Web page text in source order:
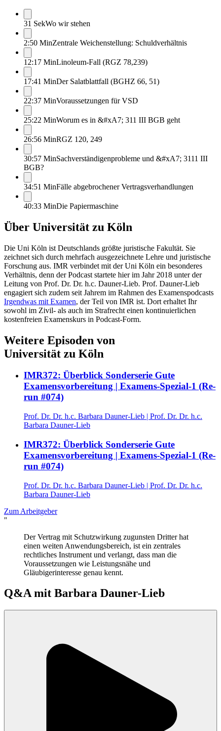
31 SekWo wir stehen
2:50 MinZentrale Weichenstellung: Schuldverhältnis
12:17 MinLinoleum-Fall (RGZ 78,239)
17:41 MinDer Salatblattfall (BGHZ 66, 51)
22:37 MinVoraussetzungen für VSD
25:22 MinWorum es in &#xA7; 311 III BGB geht
26:56 MinRGZ 120, 249
30:57 MinSachverständigenprobleme und &#xA7; 3111 III
BGB?
34:51 MinFälle abgebrochener Vertragsverhandlungen
40:33 MinDie Papiermaschine
Über Universität zu Köln
Die Uni Köln ist Deutschlands größte juristische Fakultät. Sie
zeichnet sich durch mehrfach ausgezeichnete Lehre und juristische
Forschung aus. IMR verbindet mit der Uni Köln ein besonderes
Verhältnis, denn der Podcast startete hier im Jahr 2018 unter der
Leitung von Prof. Dr. Dr. h.c. Dauner-Lieb. Prof. Dauner-Lieb
engagiert sich zudem seit Jahrem im Rahmen des Examenspodcasts
Irgendwas mit Examen, der Teil von IMR ist. Dort erhaltet Ihr
sowohl im Zivil- als auch im Strafrecht einen kontinuierlichen
kostenfreien Examenskurs in Podcast-Form.
Weitere Episoden von
Universität zu Köln
IMR372: Überblick Sonderserie Gute
Examensvorbereitung | Examens-Spezial-1 (Re-
run #074)
Prof. Dr. Dr. h.c. Barbara Dauner-Lieb | Prof. Dr. Dr. h.c.
Barbara Dauner-Lieb
IMR372: Überblick Sonderserie Gute
Examensvorbereitung | Examens-Spezial-1 (Re-
run #074)
Prof. Dr. Dr. h.c. Barbara Dauner-Lieb | Prof. Dr. Dr. h.c.
Barbara Dauner-Lieb
Zum Arbeitgeber
"
Der Vertrag mit Schutzwirkung zugunsten Dritter hat
einen weiten Anwendungsbereich, ist ein zentrales
rechtliches Instrument und verlangt, dass man die
Voraussetzungen wie Leistungsnähe und
Gläubigerinteresse genau kennt.
Q&A mit Barbara Dauner-Lieb